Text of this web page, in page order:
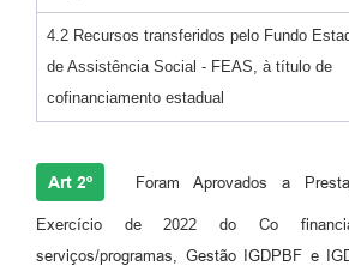
4.2 Recursos transferidos pelo Fundo
de Assistência Social - FEAS, à título de
cofinanciamento estadual
Art 2º Foram Aprovados a
Exercício de 2022 do Co
serviços/programas, Gestão IGDPBF e